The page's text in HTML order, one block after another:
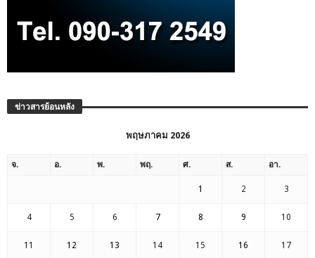
ข่าวสารย้อนหลัง
พฤษภาคม 2026
จ. อ. พ. พฤ. ศ. ส. อา.
1 2 3
4 5 6 7 8 9 10
11 12 13 14 15 16 17